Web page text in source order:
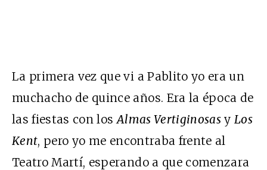
La primera vez que vi a Pablito yo era un
muchacho de quince años. Era la época de
las fiestas con los Almas Vertiginosas y Los
Kent, pero yo me encontraba frente al
Teatro Martí, esperando a que comenzara